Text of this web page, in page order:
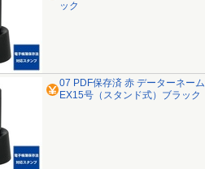
ック
07 PDF保存済 赤 データーネーム
EX15号（スタンド式）ブラック